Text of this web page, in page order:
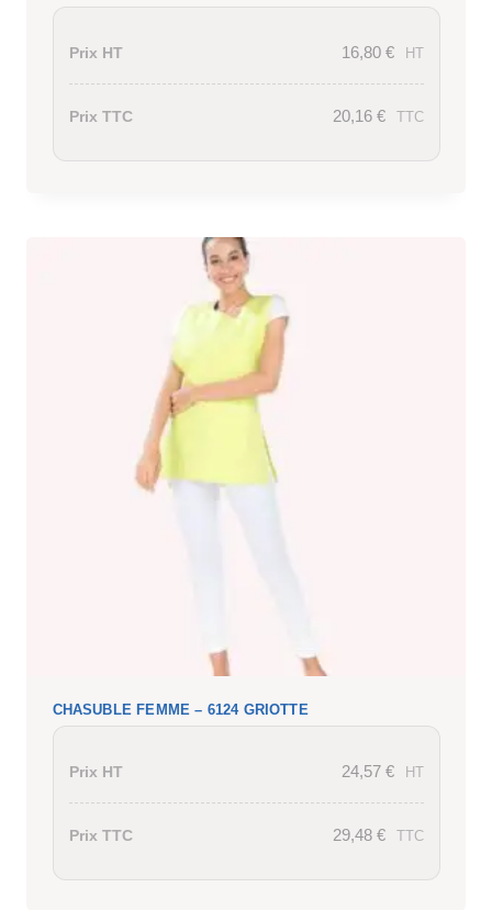
Prix HT 16,80 € HT
Prix TTC 20,16 € TTC
CHASUBLE FEMME – 6124 GRIOTTE
Prix HT 24,57 € HT
Prix TTC 29,48 € TTC